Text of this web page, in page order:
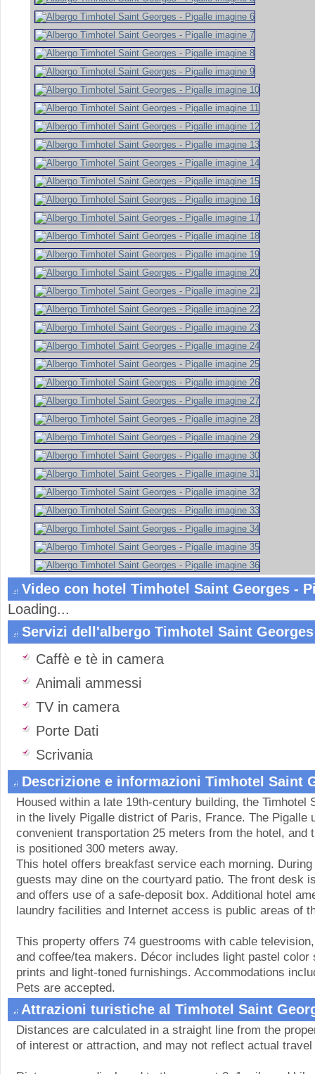
Video con hotel Timhotel Saint Georges -
Loading...
Servizi dell'albergo Timhotel Saint
Caffè e tè in camera
Animali ammessi
TV in camera
Porte Dati
Scrivania
Descrizione e informazioni Timhotel Saint
Housed within a late 19th-century building, the Timhotel
in the lively Pigalle district of Paris, France. The Pigalle
convenient transportation 25 meters from the hotel, and
is positioned 300 meters away.
This hotel offers breakfast service each morning.
guests may dine on the courtyard patio. The front desk
and offers use of a safe-deposit box. Additional hotel
laundry facilities and Internet access is public areas of
This property offers 74 guestrooms with cable
and coffee/tea makers. Décor includes light pastel
prints and light-toned furnishings. Accommodations
Pets are accepted.
Attrazioni turistiche al Timhotel Saint
Distances are calculated in a straight line from the
of interest or attraction, and may not reflect actual